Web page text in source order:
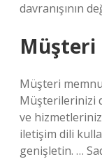
davranışının
Müşteri
Müşteri
Müşterilerinizi
ve
iletişim dili
genişletin. …